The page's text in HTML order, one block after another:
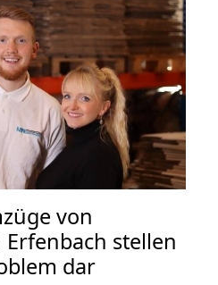
von
stellen
dar